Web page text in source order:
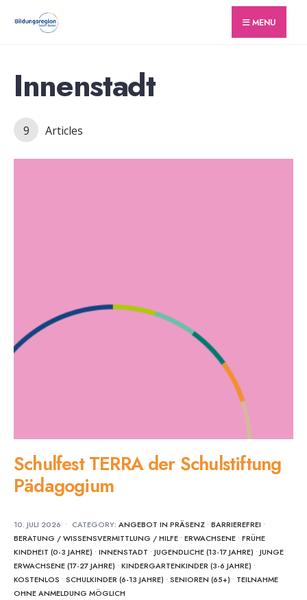
MENU
Innenstadt
9 Articles
Schulfest TERRA der Schulstiftung
Pädagogium
10. JULI 2026 • CATEGORY: ANGEBOT IN PRÄSENZ • BARRIEREFREI •
BERATUNG / WISSENSVERMITTLUNG / HILFE • ERWACHSENE • FRÜHE
KINDHEIT (0-3 JAHRE) • INNENSTADT •JUGENDLICHE (13-17 JAHRE) •JUNGE
ERWACHSENE (17-27 JAHRE) • KINDERGARTENKINDER (3-6 JAHRE) •
KOSTENLOS • SCHULKINDER (6-13 JAHRE) • SENIOREN (65+) • TEILNAHME
OHNE ANMELDUNG MÖGLICH